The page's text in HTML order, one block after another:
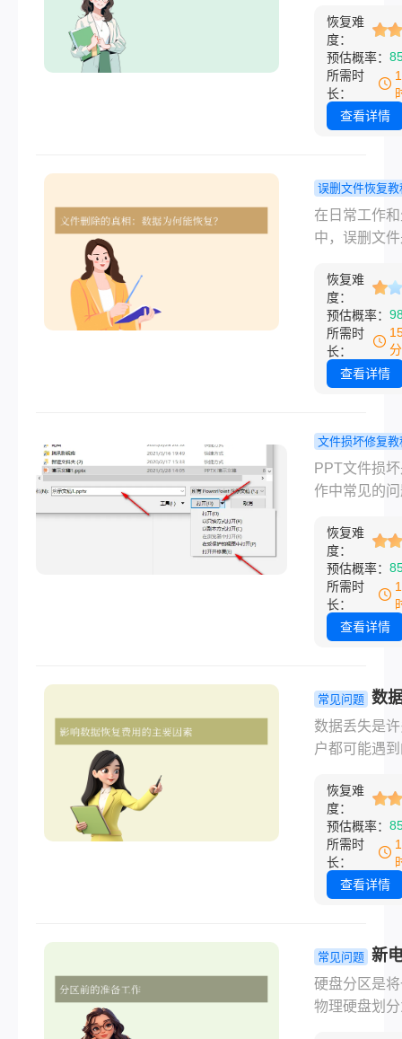
从多个维度
者的区别，
户更精准地
合自身需求
工具。
储领域，机
（HDD）和
盘（SSD）
个时代的见
一个承载着
术的革新。
同为数据存
备，却在技
径、性能表
用场景上存
差异。本文
心技术、性
比、适用场
来趋势四个
剖析这两种
械运动 vs 电
1. 机械硬盘
恢复难
度：
预估概率：
所需时
长：
查看详情
误删文件恢复教
删除文件恢
攻略：三种
在日常工作
中，误删文
难”。无论是
U盘、移动
内存卡，文
被删除或清
站，很多人
定“消失无踪”
及时采取正
法，仍有很
将详细介绍
流的误删除
复方法，并
细的操作步
意事项，帮
效找回丢失
恢复难
度：
预估概率：
所需时
长：
查看详情
文件损坏修复教
ppt如何修
种常用修复
PPT文件损
作中常见的
软件崩溃、
染或存储设
导致。那么
修复呢？本
绍多种实用
恢复难
度：
预估概率：
所需时
长：
查看详情
常见问题 数
服务收费标
析：你知道
吗？
数据丢失是
户都可能遇
人误删文件
备硬件故障
能带来重要
损失。在这
下，数据恢
收费标准并
楚。那么数
如何收费呢
将从影响数
恢复难
度：
预估概率：
所需时
长：
查看详情
常见问题 新
何分区硬盘
同系统常见
硬盘分区是
物理硬盘划